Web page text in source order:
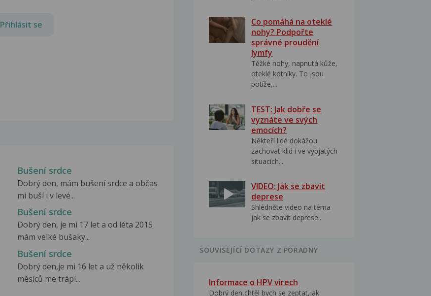
Přihlásit se
Bušení srdce
Dobrý den, mám bušení srdce a občas
mi buší i v levé...
Bušení srdce
Dobrý den, je mi 17 let a od léta 2015
mám velké bušaky...
Bušení srdce
Dobrý den,je mi 16 let a už několik
měsíců me trápí...
Co pomáhá na oteklé
nohy? Podpořte
správné proudění
lymfy
Těžké nohy, napnutá kůže,
oteklé kotníky. To jsou
potíže,...
TEST: Jak dobře se
vyznáte ve svých
emocích?
Někteří lidé dokážou
zachovat klid i ve vypjatých
situacích....
VIDEO: Jak se zbavit
deprese
Shlédněte video na téma
jak se zbavit deprese..
SOUVISEJÍCÍ DOTAZY Z PORADNY
Informace o HPV virech
Dobrý den,chtěl bych se zeptat,jak